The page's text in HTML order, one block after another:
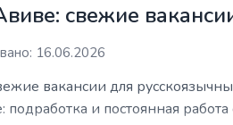
свежие
16.06.2026
вакансии для
и постоянная работа